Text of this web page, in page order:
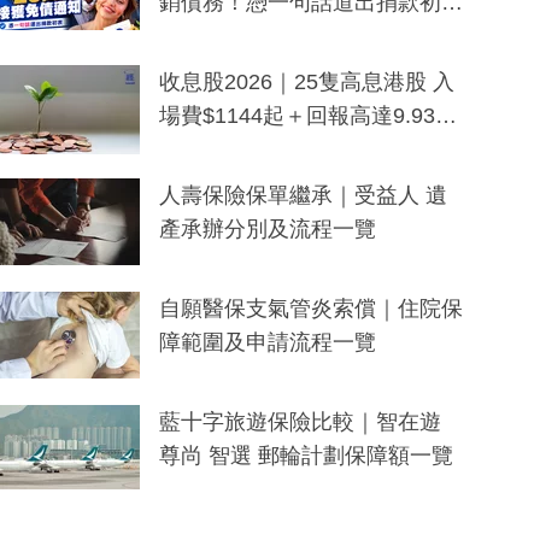
一度被誤當詐騙手段
收息股2026｜25隻高息港股 入
場費$1144起＋回報高達9.93
人壽保險保單繼承｜受益人 遺
產承辦分別及流程一覽
自願醫保支氣管炎索償｜住院保
障範圍及申請流程一覽
藍十字旅遊保險比較｜智在遊
尊尚 智選 郵輪計劃保障額一覽